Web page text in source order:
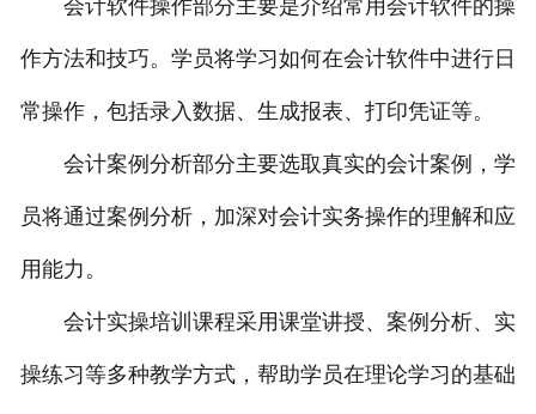
会计软件操作部分主要是介绍常用会计软件的操
作方法和技巧。学员将学习如何在会计软件中进行日
常操作，包括录入数据、生成报表、打印凭证等。
会计案例分析部分主要选取真实的会计案例，学
员将通过案例分析，加深对会计实务操作的理解和应
用能力。
会计实操培训课程采用课堂讲授、案例分析、实
操练习等多种教学方式，帮助学员在理论学习的基础